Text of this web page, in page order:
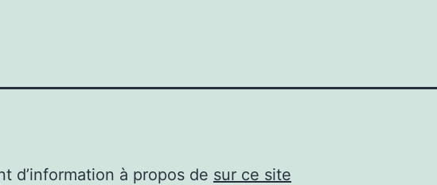
d’information à propos de sur ce site